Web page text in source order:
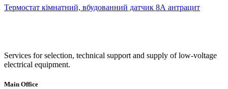
Термостат кімнатний, вбудованний датчик 8А антрацит
Services for selection, technical support and supply of low-voltage
electrical equipment.
Main Office